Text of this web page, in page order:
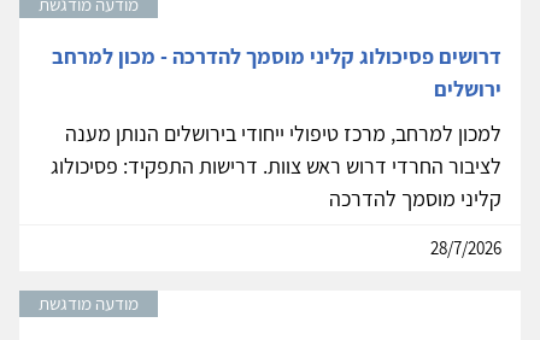
מודעה מודגשת
דרושים פסיכולוג קליני מוסמך להדרכה - מכון למרחב
ירושלים
למכון למרחב, מרכז טיפולי ייחודי בירושלים הנותן מענה
לציבור החרדי דרוש ראש צוות. דרישות התפקיד: פסיכולוג
קליני מוסמך להדרכה
28/7/2026
מודעה מודגשת